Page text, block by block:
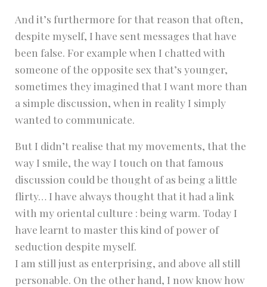
And it’s furthermore for that reason that often,
despite myself, I have sent messages that have
been false. For example when I chatted with
someone of the opposite sex that’s younger,
sometimes they imagined that I want more than
a simple discussion, when in reality I simply
wanted to communicate.
But I didn’t realise that my movements, that the
way I smile, the way I touch on that famous
discussion could be thought of as being a little
flirty… I have always thought that it had a link
with my oriental culture : being warm. Today I
have learnt to master this kind of power of
seduction despite myself.
I am still just as enterprising, and above all still
personable. On the other hand, I now know how